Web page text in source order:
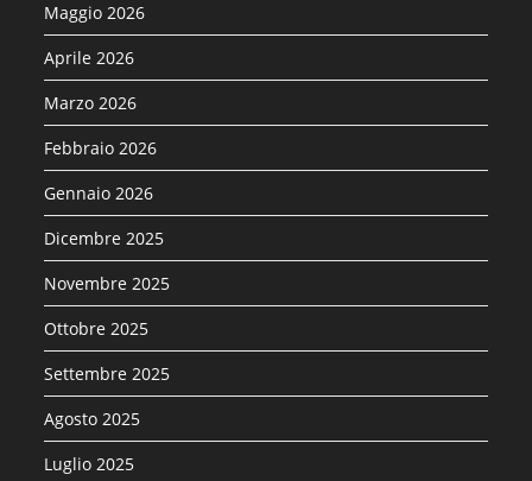
Maggio 2026
Aprile 2026
Marzo 2026
Febbraio 2026
Gennaio 2026
Dicembre 2025
Novembre 2025
Ottobre 2025
Settembre 2025
Agosto 2025
Luglio 2025